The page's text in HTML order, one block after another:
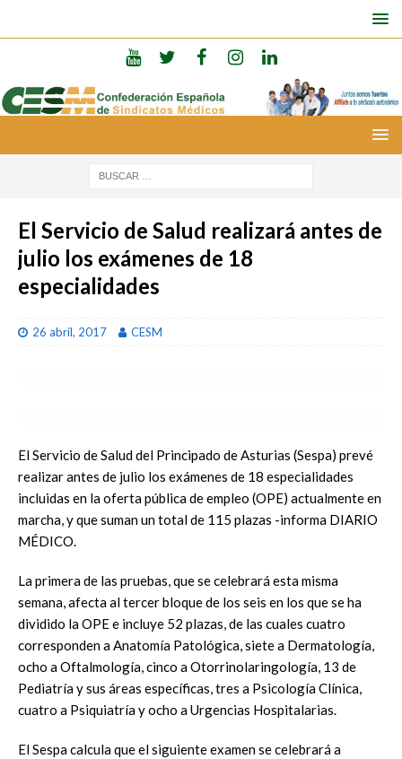
El Servicio de Salud realizará antes de
julio los exámenes de 18
especialidades
26 abril, 2017 CESM
El Servicio de Salud del Principado de Asturias (Sespa) prevé
realizar antes de julio los exámenes de 18 especialidades
incluidas en la oferta pública de empleo (OPE) actualmente en
marcha, y que suman un total de 115 plazas -informa DIARIO
MÉDICO.
La primera de las pruebas, que se celebrará esta misma
semana, afecta al tercer bloque de los seis en los que se ha
dividido la OPE e incluye 52 plazas, de las cuales cuatro
corresponden a Anatomía Patológica, siete a Dermatología,
ocho a Oftalmología, cinco a Otorrinolaringología, 13 de
Pediatría y sus áreas específicas, tres a Psicología Clínica,
cuatro a Psiquiatría y ocho a Urgencias Hospitalarias.
El Sespa calcula que el siguiente examen se celebrará a